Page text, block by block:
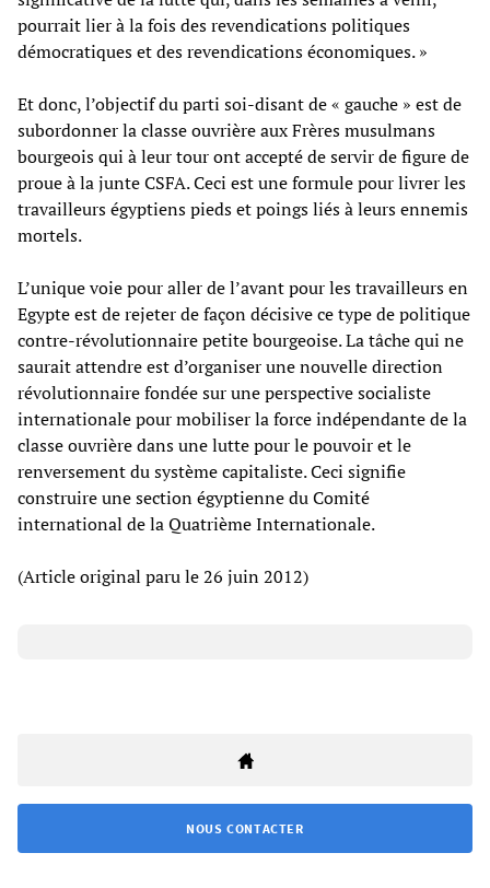
pourrait lier à la fois des revendications politiques
démocratiques et des revendications économiques. »
Et donc, l’objectif du parti soi-disant de « gauche » est de
subordonner la classe ouvrière aux Frères musulmans
bourgeois qui à leur tour ont accepté de servir de figure de
proue à la junte CSFA. Ceci est une formule pour livrer les
travailleurs égyptiens pieds et poings liés à leurs ennemis
mortels.
L’unique voie pour aller de l’avant pour les travailleurs en
Egypte est de rejeter de façon décisive ce type de politique
contre-révolutionnaire petite bourgeoise. La tâche qui ne
saurait attendre est d’organiser une nouvelle direction
révolutionnaire fondée sur une perspective socialiste
internationale pour mobiliser la force indépendante de la
classe ouvrière dans une lutte pour le pouvoir et le
renversement du système capitaliste. Ceci signifie
construire une section égyptienne du Comité
international de la Quatrième Internationale.
(Article original paru le 26 juin 2012)
NOUS CONTACTER